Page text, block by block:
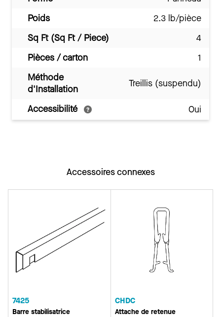
Poids
2.3 lb/pièce
Sq Ft (Sq Ft / Piece)
4
Pièces / carton
1
Méthode
d'Installation
Treillis (suspendu)
Accessibilité Oui
Accessoires connexes
7425
Barre stabilisatrice
CHDC
Attache de retenue